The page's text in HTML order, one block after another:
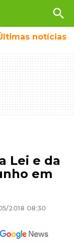
search
notícias
Lei e da
em
2018 08:30